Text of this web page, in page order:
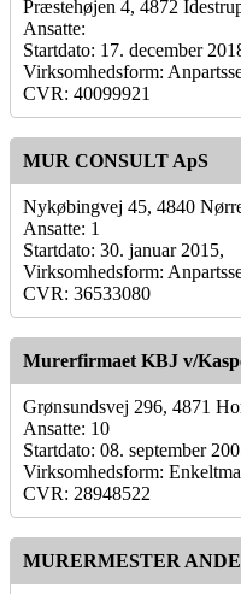
Præstehøjen 4, 4872
Ansatte:
Startdato: 17. december
Virksomhedsform:
CVR: 40099921
MUR CONSULT ApS
Nykøbingvej 45, 4840
Ansatte: 1
Startdato: 30. januar 2015,
Virksomhedsform:
CVR: 36533080
Murerfirmaet KBJ v/
Grønsundsvej 296, 4871
Ansatte: 10
Startdato: 08. september
Virksomhedsform:
CVR: 28948522
MURERMESTER